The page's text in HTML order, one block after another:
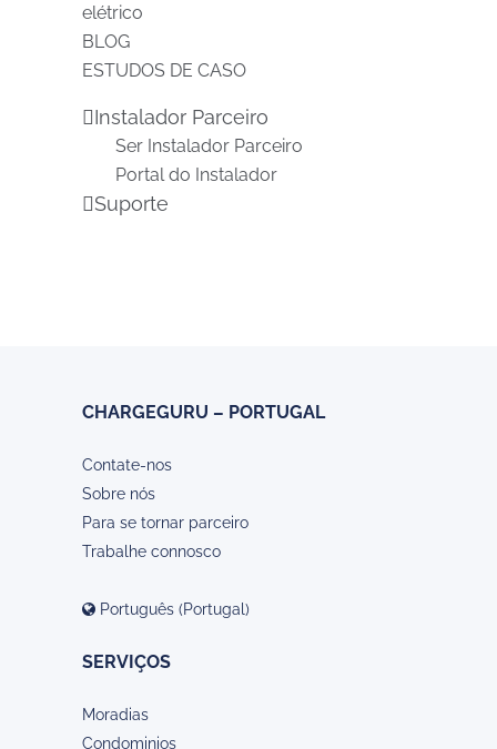
elétrico
BLOG
ESTUDOS DE CASO
Instalador Parceiro
Ser Instalador Parceiro
Portal do Instalador
Suporte
CHARGEGURU – PORTUGAL
Contate-nos
Sobre nós
Para se tornar parceiro
Trabalhe connosco
Português (Portugal)
SERVIÇOS
Moradias
Condominios